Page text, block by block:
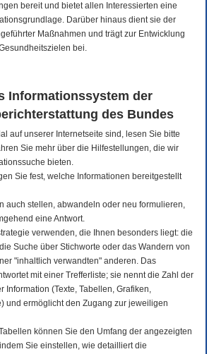
bereit und bietet allen Interessierten eine
Darüber hinaus dient sie der
Maßnahmen und trägt zur Entwicklung
bei.
Informationssystem der
des Bundes
auf unserer Internetseite sind, lesen Sie bitte
Sie mehr über die Hilfestellungen, die wir
bieten.
Sie fest, welche Informationen bereitgestellt
auch stellen, abwandeln oder neu formulieren,
eine Antwort.
verwenden, die Ihnen besonders liegt: die
Suche über Stichworte oder das Wandern von
"inhaltlich verwandten" anderen. Das
mit einer Trefferliste; sie nennt die Zahl der
Information (Texte, Tabellen, Grafiken,
und ermöglicht den Zugang zur jeweiligen
können Sie den Umfang der angezeigten
Sie einstellen, wie detailliert die